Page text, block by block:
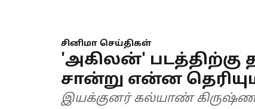
சினிமா செய்திகள்
'அகிலன்' படத்திற்கு
சான்று என்ன
இயக்குனர் கல்யாண்